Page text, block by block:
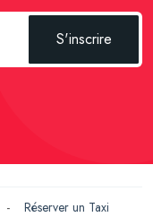
S'inscrire
- Réserver un Taxi